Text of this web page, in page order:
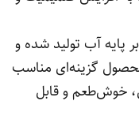
پایه آب تولید شده و
گزینه‌ای مناسب
خوش‌طعم و قابل